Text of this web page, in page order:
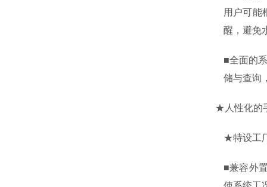
用户可能
醒，避免
■全面的
储与查询
★人性化的
★特设工
■兼容外